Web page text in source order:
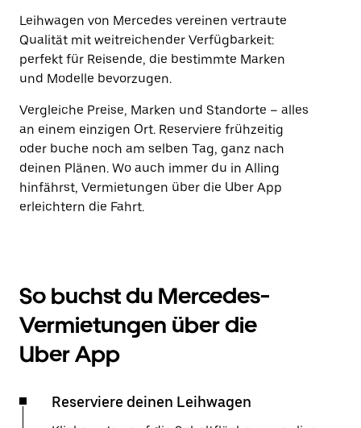
Leihwagen von Mercedes vereinen vertraute
Qualität mit weitreichender Verfügbarkeit:
perfekt für Reisende, die bestimmte Marken
und Modelle bevorzugen.
Vergleiche Preise, Marken und Standorte – alles
an einem einzigen Ort. Reserviere frühzeitig
oder buche noch am selben Tag, ganz nach
deinen Plänen. Wo auch immer du in Alling
hinfährst, Vermietungen über die Uber App
erleichtern die Fahrt.
So buchst du Mercedes-
Vermietungen über die
Uber App
Reserviere deinen Leihwagen